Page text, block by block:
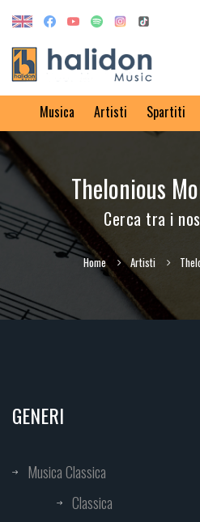
Musica Artisti Spartiti
Thelonious
Cerca tra i
Home Artisti
GENERI
Musica Classica
Classica